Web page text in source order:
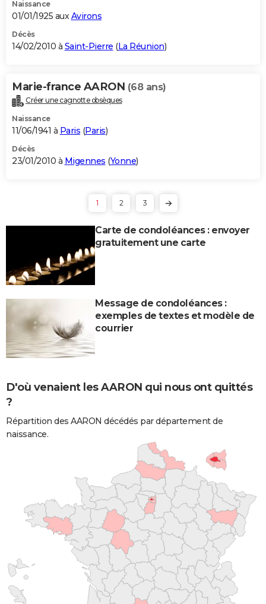
Naissance
01/01/1925 auxAvirons
Décès
14/02/2010 à Saint-Pierre (La Réunion)
Marie-france AARON (68 ans)
Créer une cagnotte obsèques
Naissance
11/06/1941 à Paris (Paris)
Décès
23/01/2010 à Migennes (Yonne)
1 2 3
Carte de condoléances : envoyer
gratuitement une carte
Message de condoléances :
exemples de textes et modèle de
courrier
D'où venaient les AARON qui nous ont quittés
?
Répartition des AARON décédés par département de
naissance.